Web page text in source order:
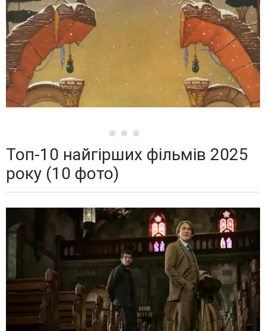
Топ-10 найгірших фільмів 2025
року (10 фото)